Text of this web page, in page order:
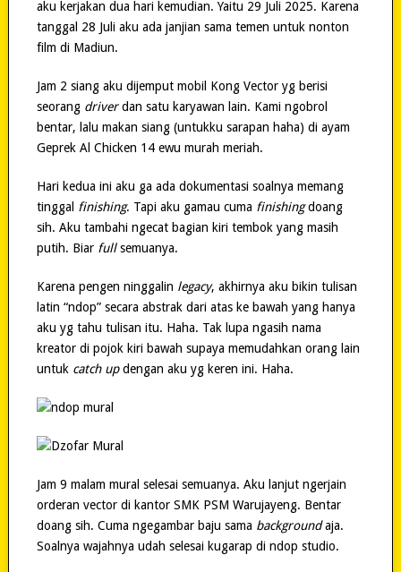
aku kerjakan dua hari kemudian. Yaitu 29 Juli 2025. Karena
tanggal 28 Juli aku ada janjian sama temen untuk nonton
film di Madiun.
Jam 2 siang aku dijemput mobil Kong Vector yg berisi
seorang driverdan satu karyawan lain. Kami ngobrol
bentar, lalu makan siang (untukku sarapan haha) di ayam
Geprek Al Chicken 14 ewu murah meriah.
Hari kedua ini aku ga ada dokumentasi soalnya memang
tinggal finishing. Tapi aku gamau cuma finishingdoang
sih. Aku tambahi ngecat bagian kiri tembok yang masih
putih. Biar fullsemuanya.
Karena pengen ninggalin legacy, akhirnya aku bikin tulisan
latin “ndop” secara abstrak dari atas ke bawah yang hanya
aku yg tahu tulisan itu. Haha. Tak lupa ngasih nama
kreator di pojok kiri bawah supaya memudahkan orang lain
untuk catch updengan aku yg keren ini. Haha.
Jam 9 malam mural selesai semuanya. Aku lanjut ngerjain
orderan vector di kantor SMK PSM Warujayeng. Bentar
doang sih. Cuma ngegambar baju sama backgroundaja.
Soalnya wajahnya udah selesai kugarap di ndop studio.